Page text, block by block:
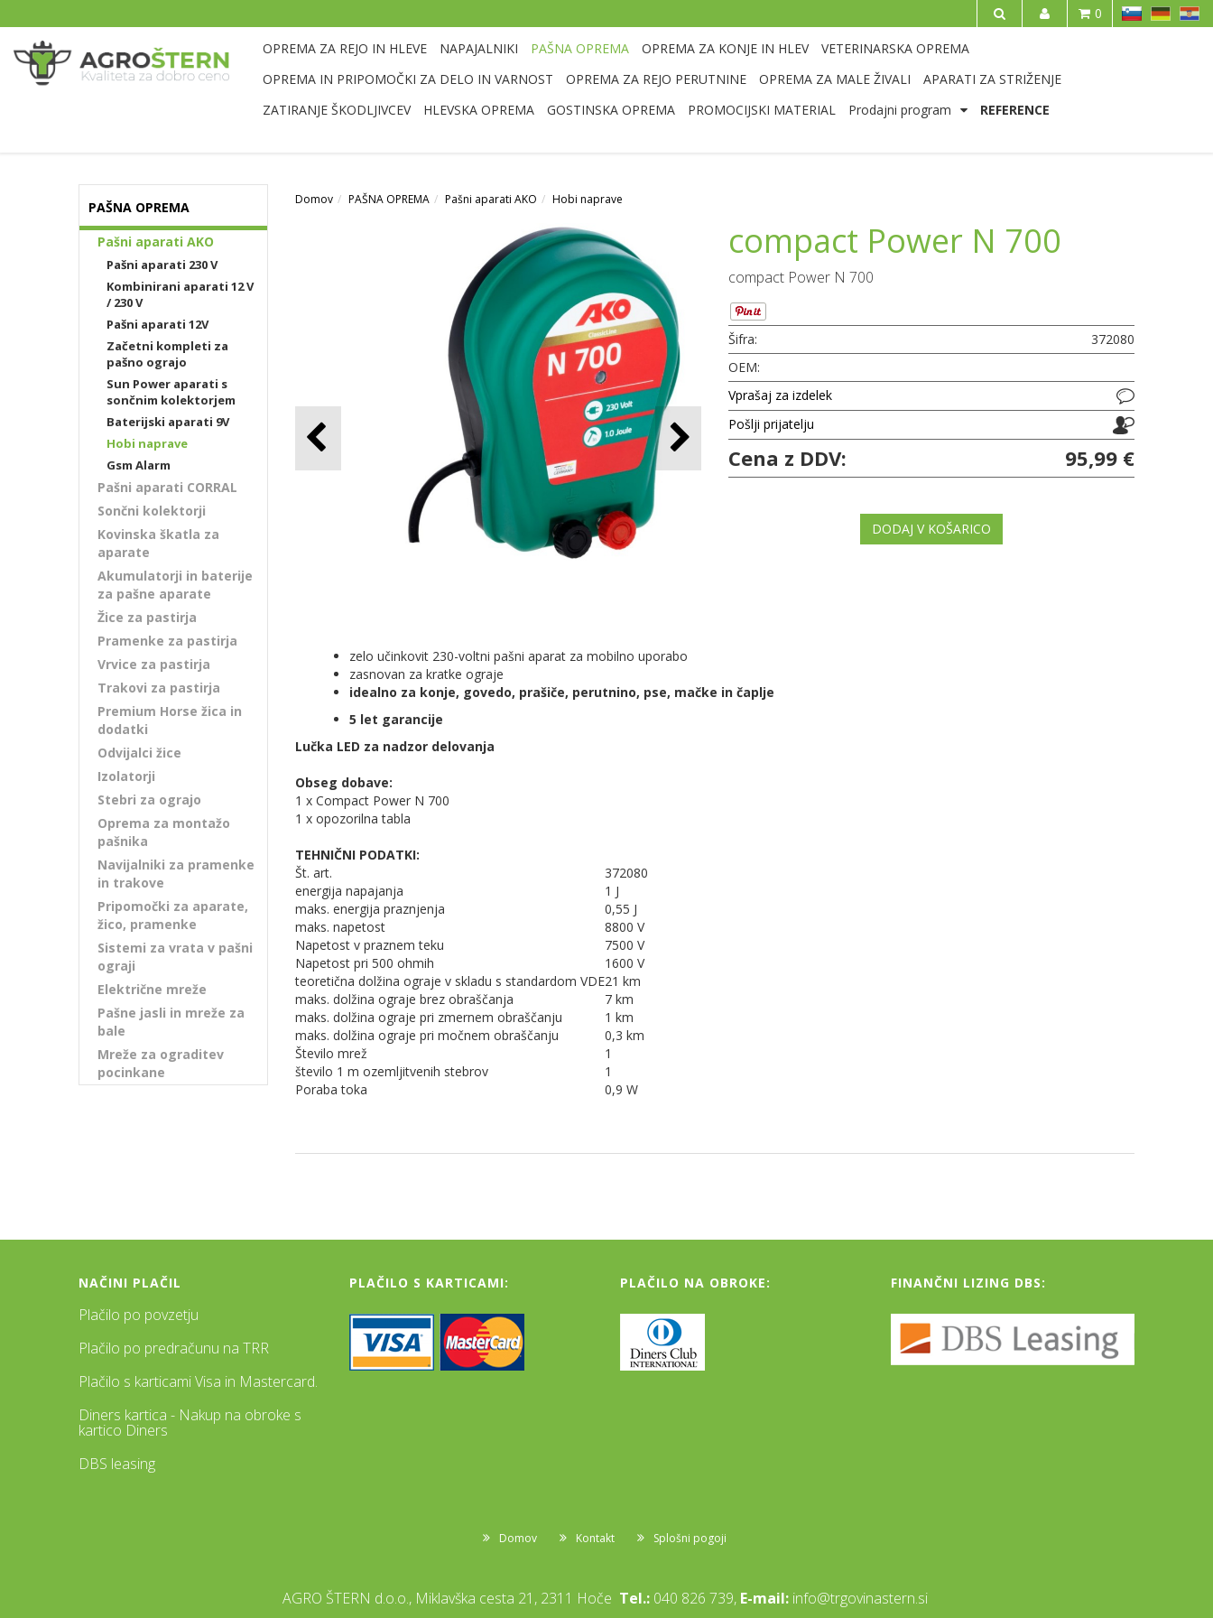
SL HR
0
OPREMA ZA REJO IN HLEVE NAPAJALNIKI PAŠNA OPREMA OPREMA ZA KONJE IN HLEV
VETERINARSKA OPREMA
OPREMA IN PRIPOMOČKI ZA DELO IN VARNOST
OPREMA ZA REJO PERUTNINE OPREMA ZA MALE ŽIVALI
APARATI ZA STRIŽENJE
ZATIRANJE ŠKODLJIVCEV
HLEVSKA OPREMA GOSTINSKA OPREMA PROMOCIJSKI MATERIAL Prodajni program REFERENCE
PAŠNA OPREMA
Pašni aparati AKO
Pašni aparati 230 V
Kombinirani aparati 12 V
/ 230 V
Pašni aparati 12V
Začetni kompleti za
pašno ograjo
Sun Power aparati s
sončnim kolektorjem
Baterijski aparati 9V
Hobi naprave
Gsm Alarm
Pašni aparati CORRAL
Sončni kolektorji
Kovinska škatla za
aparate
Akumulatorji in baterije
za pašne aparate
Žice za pastirja
Pramenke za pastirja
Vrvice za pastirja
Trakovi za pastirja
Premium Horse žica in
dodatki
Odvijalci žice
Izolatorji
Stebri za ograjo
Oprema za montažo
pašnika
Navijalniki za pramenke
in trakove
Pripomočki za aparate,
žico, pramenke
Sistemi za vrata v pašni
ograji
Električne mreže
Pašne jasli in mreže za
bale
Mreže za ograditev
pocinkane
Domov PAŠNA OPREMA Pašni aparati AKO Hobi naprave
compact Power N 700
compact Power N 700
Šifra:
372080
OEM:
Vprašaj za izdelek
Pošlji prijatelju
Cena z DDV: 95,99 €
DODAJ V KOŠARICO
zelo učinkovit 230-voltni pašni aparat za mobilno uporabo
zasnovan za kratke ograje
idealno za konje, govedo, prašiče, perutnino, pse, mačke in čaplje
5 let garancije
Lučka LED za nadzor delovanja
Obseg dobave:
1 x Compact Power N 700
1 x opozorilna tabla
TEHNIČNI PODATKI:
Št. art.
372080
energija napajanja
1 J
maks. energija praznjenja
0,55 J
maks. napetost
8800 V
Napetost v praznem teku
7500 V
Napetost pri 500 ohmih
1600 V
teoretična dolžina ograje v skladu s standardom VDE21 km
maks. dolžina ograje brez obraščanja
7 km
maks. dolžina ograje pri zmernem obraščanju
1 km
maks. dolžina ograje pri močnem obraščanju
0,3 km
Število mrež
1
število 1 m ozemljitvenih stebrov
1
Poraba toka
0,9 W
NAČINI PLAČIL
Plačilo po povzetju
Plačilo po predračunu na TRR
Plačilo s karticami Visa in Mastercard.
Diners kartica - Nakup na obroke s
kartico Diners
DBS leasing
PLAČILO S KARTICAMI: PLAČILO NA OBROKE: FINANČNI LIZING DBS:
Domov Kontakt Splošni pogoji
AGRO ŠTERN d.o.o., Miklavška cesta 21, 2311 Hoče Tel.:040 826 739, E-mail: info@trgovinastern.si